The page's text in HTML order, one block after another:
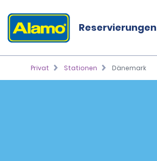
Reservierungen
Privat Stationen Dänemark